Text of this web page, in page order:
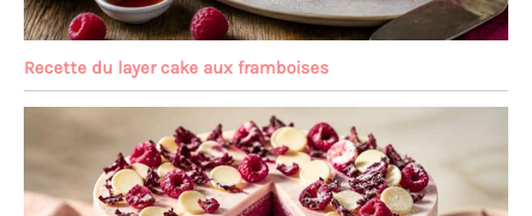
Recette du layer cake aux framboises